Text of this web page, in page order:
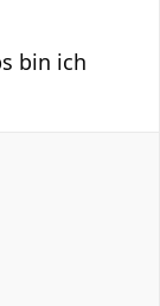
bin ich